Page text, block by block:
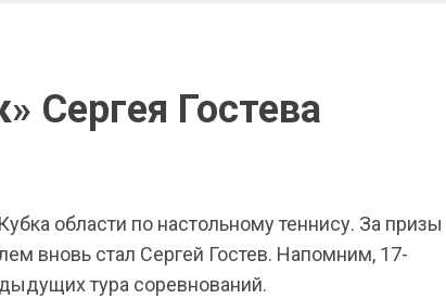
Сергея Гостева
области по настольному теннису. За призы
вновь стал Сергей Гостев. Напомним, 17-
тура соревнований.